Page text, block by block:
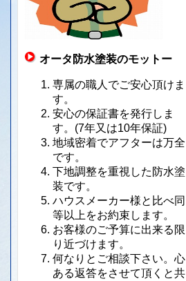
オータ防水塗装のモットー
専属の職人でご安心頂けま
す。
安心の保証書を発行しま
す。(7年又は10年保証)
地域密着でアフターは万全
です。
下地調整を重視した防水塗
装です。
ハウスメーカー様と比べ同
等以上をお約束します。
お客様のご予算に出来る限
り近づけます。
何なりとご相談下さい。心
ある返答をさせて頂くと共